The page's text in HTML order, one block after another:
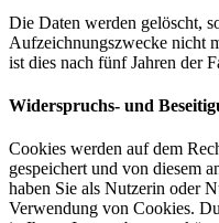
Die Daten werden gelöscht,
Aufzeichnungszwecke nicht
ist dies nach fünf Jahren der
Widerspruchs- und
Cookies werden auf dem
gespeichert und von diesem
haben Sie als Nutzerin oder
Verwendung von Cookies.